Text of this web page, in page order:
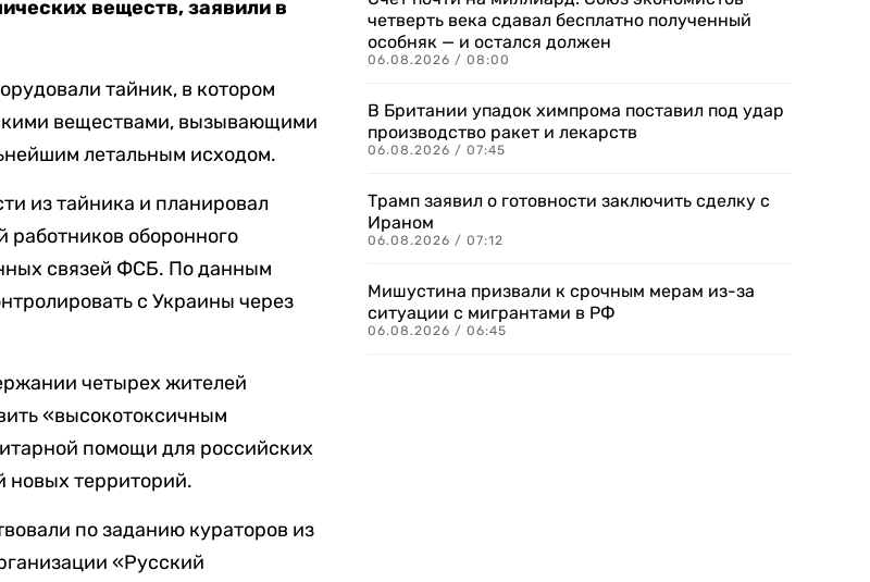
веществ, заявили в
тайник, в котором
веществами, вызывающими
летальным исходом.
из тайника и планировал
работников оборонного
связей ФСБ. По данным
с Украины через
четырех жителей
«высокотоксичным
помощи для российских
новых территорий.
по заданию кураторов из
«Русский
четверть века сдавал бесплатно полученный
особняк — и остался должен
06.08.2026 / 08:00
В Британии упадок химпрома поставил под удар
производство ракет и лекарств
06.08.2026 / 07:45
Трамп заявил о готовности заключить сделку с
Ираном
06.08.2026 / 07:12
Мишустина призвали к срочным мерам из-за
ситуации с мигрантами в РФ
06.08.2026 / 06:45